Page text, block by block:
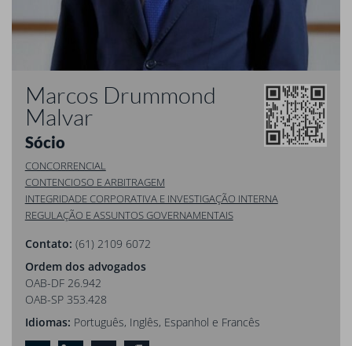
Marcos Drummond
Malvar
Sócio
CONCORRENCIAL
CONTENCIOSO E ARBITRAGEM
INTEGRIDADE CORPORATIVA E INVESTIGAÇÃO INTERNA
REGULAÇÃO E ASSUNTOS GOVERNAMENTAIS
Contato: (61) 2109 6072
Ordem dos advogados
OAB-DF 26.942
OAB-SP 353.428
Idiomas: Português, Inglês, Espanhol e Francês